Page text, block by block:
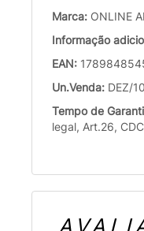
Marca: ONLINE
Informação
EAN:
Un.Venda: DEZ/10
Tempo de
legal, Art.26,